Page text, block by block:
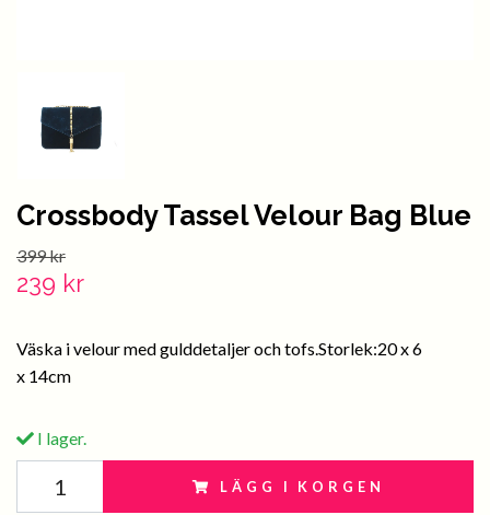
Crossbody Tassel Velour Bag Blue
399 kr
239 kr
Väska i velour med gulddetaljer och tofs.Storlek:20 x 6
x 14cm
I lager.
LÄGG I KORGEN